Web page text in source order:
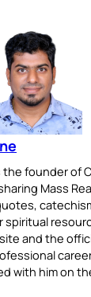
founder of
Mass
and the
with him on